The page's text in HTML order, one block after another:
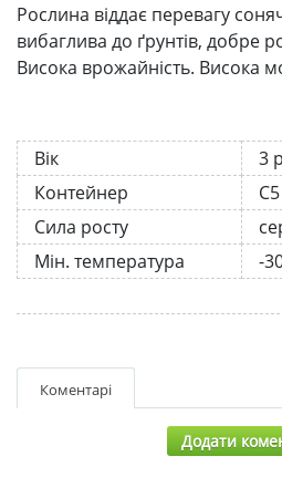
Рослина віддає перевагу
вибаглива до ґрунтів, добре
Висока врожайність. Висока
Вік
3
Контейнер
С5
Сила росту
Мін. температура
-
Коментарі
Додати